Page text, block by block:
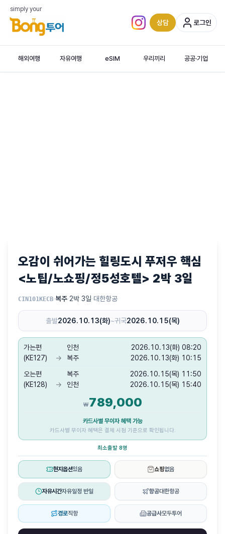
simply your
인스타그램 (새 탭)
상담 로그인
해외여행 자유여행 eSIM 우리끼리 공공·기업
오감이 쉬어가는 힐링도시 푸저우 핵심
<노팁/노쇼핑/정5성호텔> 2박 3일
CIN101KECB·복주·2박 3일·대한항공
출발2026.10.13(화)~귀국2026.10.15(목)
가는편
(KE127)
→
인천
복주
2026.10.13(화) 08:20
2026.10.13(화) 10:15
오는편
(KE128)
→
복주
인천
2026.10.15(목) 11:50
2026.10.15(목) 15:40
₩789,000
카드사별 무이자 혜택 가능
카드사별 무이자 혜택은 결제 시점 기준으로 확인됩니다.
최소출발 8명
현지옵션있음 쇼핑없음
자유시간자유일정 반일 항공대한항공
경로직항 공급사모두투어